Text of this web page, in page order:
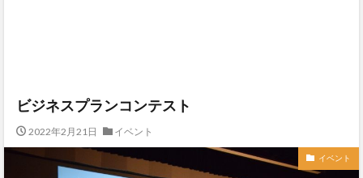
ビジネスプランコンテスト
2022年2月21日 イベント
イベント